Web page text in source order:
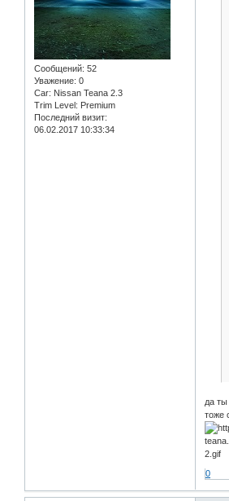
Сообщений: 52
Уважение: 0
Car: Nissan Teana 2.3
Trim Level: Premium
Последний визит:
06.02.2017 10:33:34
да ты
тоже
0